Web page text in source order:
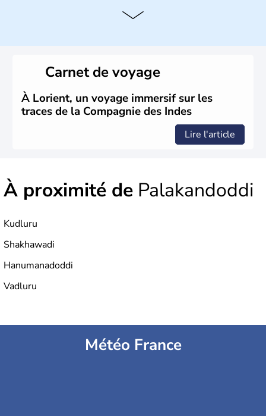
Histoire et administration
siècle, l'Inde reste sous la domination de l'empire
britannique jusqu'à l'obtention de son indépendance en
1947. Le Taj Mahal, mausolée construit par un empereur
en l'honneur de son épouse, a été édifié dans les années
1640 et est aujourd'hui considéré comme l'une des 7
Carnet de voyage
À Lorient, un voyage immersif sur les
traces de la Compagnie des Indes
Lire l'article
À proximité de Palakandoddi
Kudluru
Shakhawadi
Hanumanadoddi
Vadluru
Météo France